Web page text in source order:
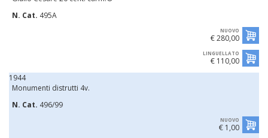
N. Cat. 495A
NUOVO
€ 280,00
LINGUELLATO
€ 110,00
1944
Monumenti distrutti 4v.
N. Cat. 496/99
NUOVO
€ 1,00